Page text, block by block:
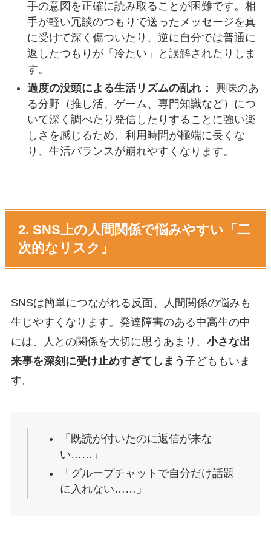
手の意図を正確に読み取ることが困難です。相
手が軽い冗談のつもりで送ったメッセージを真
に受けて深く傷ついたり、逆に自分では普通に
返したつもりが「冷たい」と誤解されたりしま
す。
過度の没頭による生活リズムの乱れ： 興味のあ
る分野（推し活、ゲーム、専門知識など）につ
いて深く調べたり発信したりすることに強い楽
しさを感じるため、利用時間が極端に長くな
り、生活バランスが崩れやすくなります。
2. SNS上の人間関係で悩みやすい「二
次的なリスク」
SNSは簡単につながれる反面、人間関係の悩みも
生じやすくなります。発達障害のある中高生の中
には、人との関係を大切に思うあまり、 小さな出
来事を深刻に受け止めすぎてしまう 子どももいま
す。
「既読が付いたのに返信が来な
い……」
「グループチャットで自分だけ話題
に入れない……」